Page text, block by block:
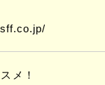
メ！